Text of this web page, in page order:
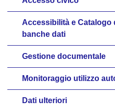
Accessibilità e Catalogo
banche dati
Gestione documentale
Monitoraggio utilizzo
Dati ulteriori